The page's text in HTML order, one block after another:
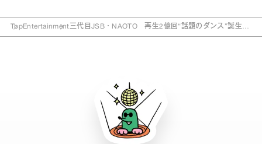
TopEntertainment三代目JSB・NAOTO 再生2億回“話題のダンス”誕生秘